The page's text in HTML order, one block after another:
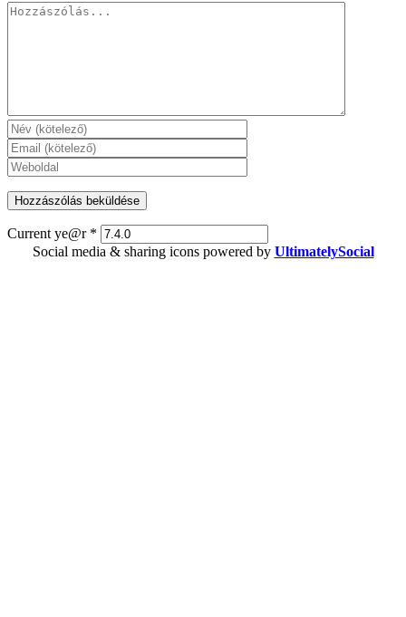
Hozzászólás
Current ye@r *
Social media & sharing icons powered by UltimatelySocial